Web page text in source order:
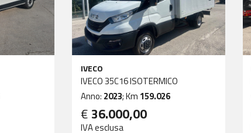
IVECO
IVECO 35C16 ISOTERMICO
Anno: 2023; Km 159.026
€ 36.000,00
IVA esclusa